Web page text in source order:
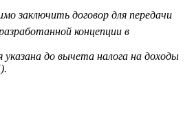
заключить договор для передачи
концепции в
до вычета налога на доходы